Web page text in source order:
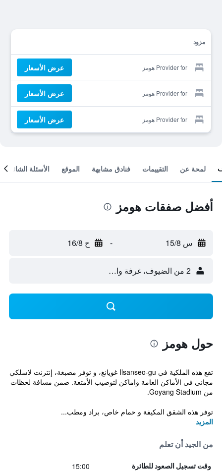
مزود
Provider for هومز عرض الأسعار
Provider for هومز عرض الأسعار
Provider for هومز عرض الأسعار
لمحة عن التقييمات فنادق مشابهة الموقع الأسئلة الشائعة
أفضل صفقات هومز
س 15/8 - ح 16/8
2 من الضيوف، غرفة واحدة
حول هومز
تقع هذه الملكية في Ilsanseo-gu غويانغ، و توفر مصبغة، إنترنت لاسلكي
مجاني في الأماكن العامة واماكن لتوضيب الأمتعة. ضمن مسافة لحظات
من Goyang Stadium.
توفر هذه الشقق المكيفة و حمام خاص، براد ومطب...
المزيد
من الجيد أن تعلم
وقت تسجيل الصعود للطائرة 15:00